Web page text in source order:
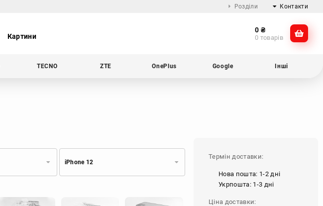
Розділи Контакти
@dikocase
Картини
0 ₴
0 товарів
TECNO ZTE OnePlus Google Інші
iPhone 12
Термін доставки:
Нова пошта: 1-2 дні
Укрпошта: 1-3 дні
Ціна доставки: